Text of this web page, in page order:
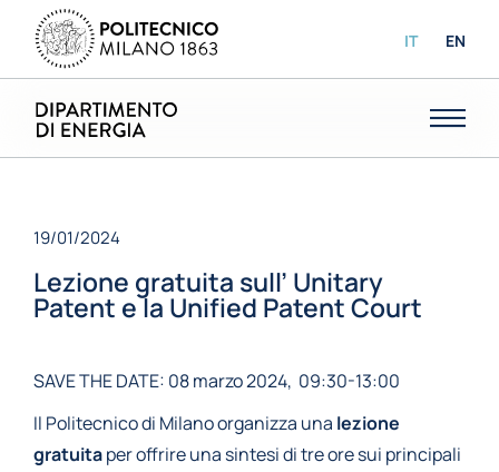
IT EN
19/01/2024
Lezione gratuita sull’ Unitary
Patent e la Unified Patent Court
SAVE THE DATE: 08 marzo 2024, 09:30-13:00
Il Politecnico di Milano organizza una lezione
gratuitaper offrire una sintesi di tre ore sui principali